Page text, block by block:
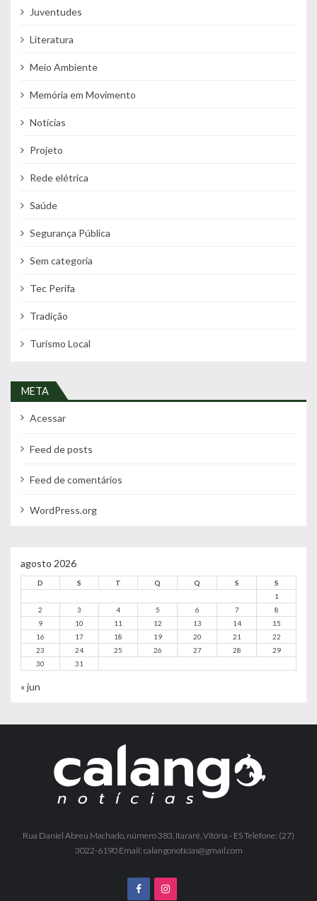
Juventudes
Literatura
Meio Ambiente
Memória em Movimento
Notícias
Projeto
Rede elétrica
Saúde
Segurança Pública
Sem categoria
Tec Perifa
Tradição
Turismo Local
META
Acessar
Feed de posts
Feed de comentários
WordPress.org
agosto 2026
D S T Q Q S
S
1
2
3 4 5 6 7
8
9
10 11 12 13 14
15
16
17 18 19 20 21
22
23
24 25 26 27 28
29
30
31
« jun
Rua Daniel Abreu Machado, número 383, Itararé, Vitória - ES Telefone: (27)
3022-6190 Email: calangonoticias@gmail.com